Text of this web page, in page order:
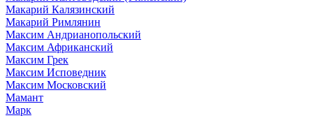
Макарий Калязинский
Макарий Римлянин
Максим Андрианопольский
Максим Африканский
Максим Грек
Максим Исповедник
Максим Московский
Мамант
Марк